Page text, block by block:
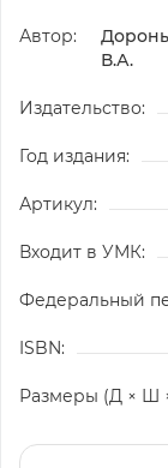
Автор:
В.А.
Издательство:
Год издания:
Артикул:
Входит в УМК:
Федеральный
ISBN:
Размеры (Д × Ш